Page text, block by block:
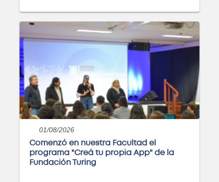
01/08/2026
Comenzó en nuestra Facultad el
programa "Creá tu propia App" de la
Fundación Turing